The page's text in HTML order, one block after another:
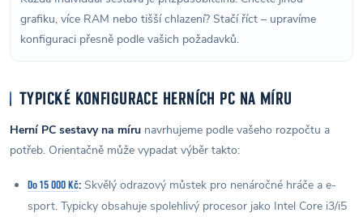
grafiku, více RAM nebo tišší chlazení? Stačí říct – upravíme
konfiguraci přesně podle vašich požadavků.
TYPICKÉ KONFIGURACE HERNÍCH PC NA MÍRU
Herní PC sestavy na míru navrhujeme podle vašeho rozpočtu a
potřeb. Orientačně může vypadat výběr takto:
Do 15 000 Kč: Skvělý odrazový můstek pro nenáročné hráče a e-
sport. Typicky obsahuje spolehlivý procesor jako Intel Core i3/i5